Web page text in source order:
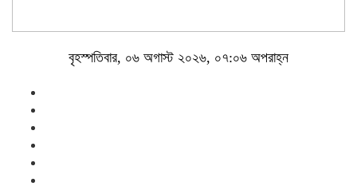
বৃহস্পতিবার, ০৬ অগাস্ট ২০২৬, ০৭:০৬ অপরাহ্ন